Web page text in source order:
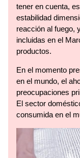
tener en cuenta,
estabilidad
reacción al fuego,
incluidas en el
productos.
En el momento
en el mundo, el
preocupaciones
El sector
consumida en el